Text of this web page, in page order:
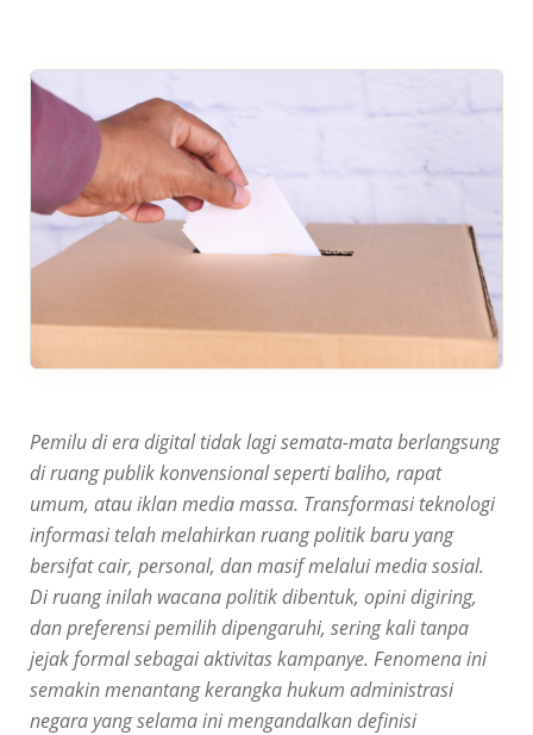
Pemilu di era digital tidak lagi semata-mata berlangsung
di ruang publik konvensional seperti baliho, rapat
umum, atau iklan media massa. Transformasi teknologi
informasi telah melahirkan ruang politik baru yang
bersifat cair, personal, dan masif melalui media sosial.
Di ruang inilah wacana politik dibentuk, opini digiring,
dan preferensi pemilih dipengaruhi, sering kali tanpa
jejak formal sebagai aktivitas kampanye. Fenomena ini
semakin menantang kerangka hukum administrasi
negara yang selama ini mengandalkan definisi